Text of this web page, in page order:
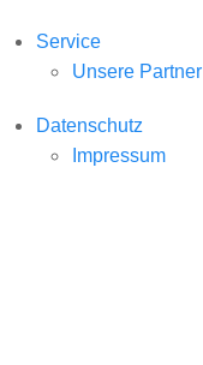
Service
Unsere Partner
Datenschutz
Impressum